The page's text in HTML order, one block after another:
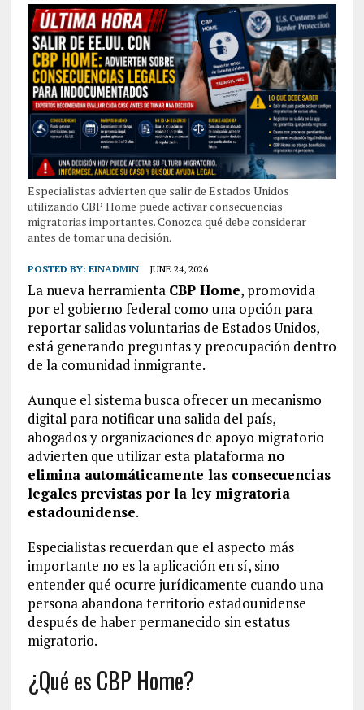
Especialistas advierten que salir de Estados Unidos
utilizando CBP Home puede activar consecuencias
migratorias importantes. Conozca qué debe considerar
antes de tomar una decisión.
POSTED BY: EINADMIN JUNE 24, 2026
La nueva herramienta CBP Home, promovida
por el gobierno federal como una opción para
reportar salidas voluntarias de Estados Unidos,
está generando preguntas y preocupación dentro
de la comunidad inmigrante.
Aunque el sistema busca ofrecer un mecanismo
digital para notificar una salida del país,
abogados y organizaciones de apoyo migratorio
advierten que utilizar esta plataforma no
elimina automáticamente las consecuencias
legales previstas por la ley migratoria
estadounidense.
Especialistas recuerdan que el aspecto más
importante no es la aplicación en sí, sino
entender qué ocurre jurídicamente cuando una
persona abandona territorio estadounidense
después de haber permanecido sin estatus
migratorio.
¿Qué es CBP Home?